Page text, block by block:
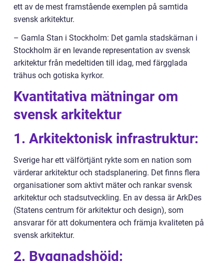
ett av de mest framstående exemplen på samtida
svensk arkitektur.
– Gamla Stan i Stockholm: Det gamla stadskärnan i
Stockholm är en levande representation av svensk
arkitektur från medeltiden till idag, med färgglada
trähus och gotiska kyrkor.
Kvantitativa mätningar om
svensk arkitektur
1. Arkitektonisk infrastruktur:
Sverige har ett välförtjänt rykte som en nation som
värderar arkitektur och stadsplanering. Det finns flera
organisationer som aktivt mäter och rankar svensk
arkitektur och stadsutveckling. En av dessa är ArkDes
(Statens centrum för arkitektur och design), som
ansvarar för att dokumentera och främja kvaliteten på
svensk arkitektur.
2. Byggnadshöjd: